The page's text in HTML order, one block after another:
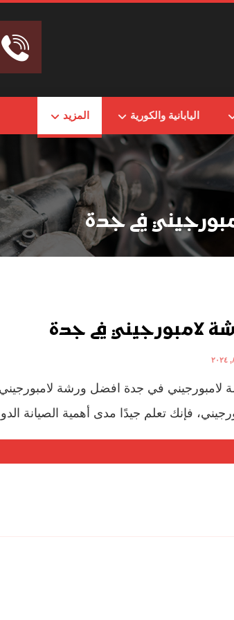
اليابانية والكورية المزيد
في جدة
لامبورجيني في جدة
لامبورجيني في جدة افضل ورشة
فإنك تعلم جيدًا مدى أهمية الصيانة